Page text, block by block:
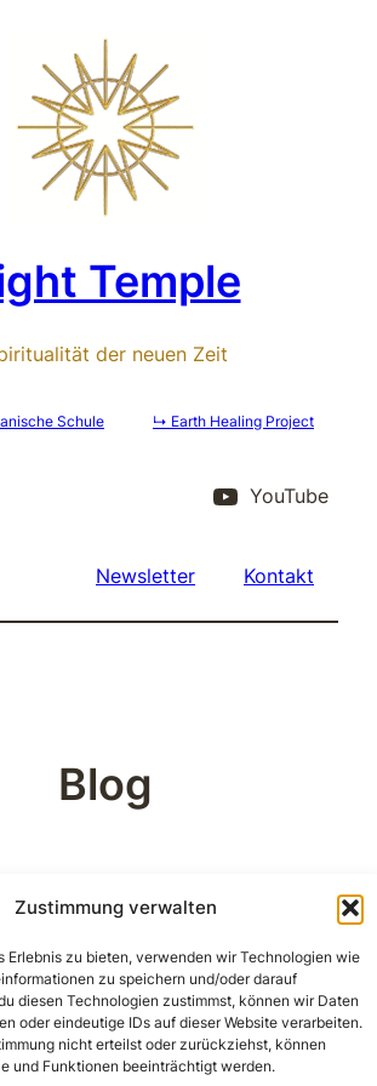
Zustimmung verwalten
Erlebnis zu bieten, verwenden wir Technologien wie
zu speichern und/oder darauf
diesen Technologien zustimmst, können wir Daten
oder eindeutige IDs auf dieser Website verarbeiten.
nicht erteilst oder zurückziehst, können
und Funktionen beeinträchtigt werden.
Temple
der neuen Zeit
Schule ↳ Earth Healing Project
YouTube
Newsletter Kontakt
Blog